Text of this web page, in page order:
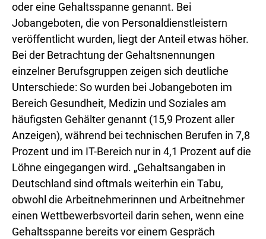
oder eine Gehaltsspanne genannt. Bei
Jobangeboten, die von Personaldienstleistern
veröffentlicht wurden, liegt der Anteil etwas höher.
Bei der Betrachtung der Gehaltsnennungen
einzelner Berufsgruppen zeigen sich deutliche
Unterschiede: So wurden bei Jobangeboten im
Bereich Gesundheit, Medizin und Soziales am
häufigsten Gehälter genannt (15,9 Prozent aller
Anzeigen), während bei technischen Berufen in 7,8
Prozent und im IT-Bereich nur in 4,1 Prozent auf die
Löhne eingegangen wird. „Gehaltsangaben in
Deutschland sind oftmals weiterhin ein Tabu,
obwohl die Arbeitnehmerinnen und Arbeitnehmer
einen Wettbewerbsvorteil darin sehen, wenn eine
Gehaltsspanne bereits vor einem Gespräch